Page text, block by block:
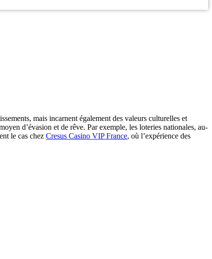
mais incarnent également des valeurs culturelles et
d’évasion et de rêve. Par exemple, les loteries nationales, au-
le cas chez Cresus Casino VIP France, où l’expérience des